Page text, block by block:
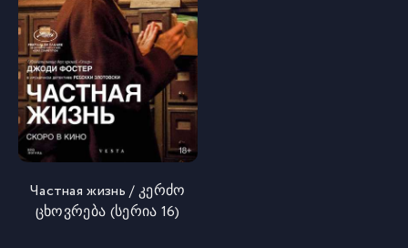
Частная жизнь / კერძო
ცხოვრება (სერია 16)